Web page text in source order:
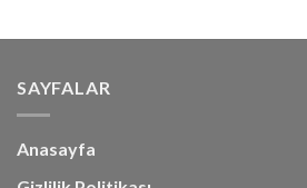
SAYFALAR
Anasayfa